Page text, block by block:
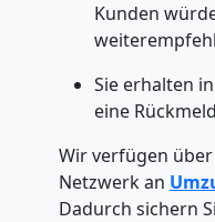
Kunden
Sie erhalten
eine
Wir verfügen
Netzwerk an
Dadurch sichern